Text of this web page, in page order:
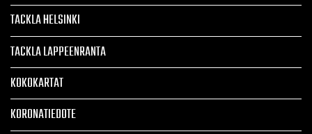
TACKLA HELSINKI
TACKLA LAPPEENRANTA
KOKOKARTAT
KORONATIEDOTE